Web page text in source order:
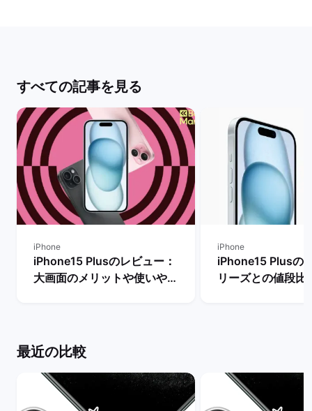
すべての記事を見る
iPhone
iPhone15 Plusのレビュー：
大画面のメリットや使いやす
iPhone
iPhone15 Plusの
リーズとの値段比
最近の比較